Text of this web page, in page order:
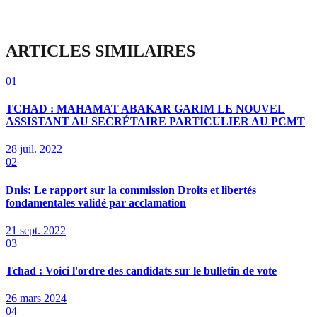
ARTICLES SIMILAIRES
01
TCHAD : MAHAMAT ABAKAR GARIM LE NOUVEL
ASSISTANT AU SECRÉTAIRE PARTICULIER AU PCMT
28 juil. 2022
02
Dnis: Le rapport sur la commission Droits et libertés
fondamentales validé par acclamation
21 sept. 2022
03
Tchad : Voici l'ordre des candidats sur le bulletin de vote
26 mars 2024
04